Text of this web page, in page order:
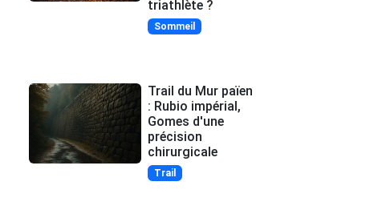
triathlète ?
Sommeil
Trail du Mur païen
: Rubio impérial,
Gomes d'une
précision
chirurgicale
Trail